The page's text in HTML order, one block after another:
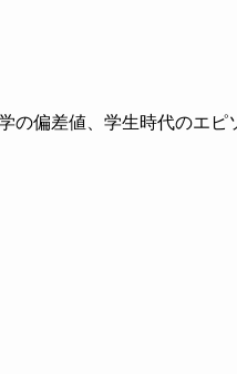
の偏差値、学生時代のエ